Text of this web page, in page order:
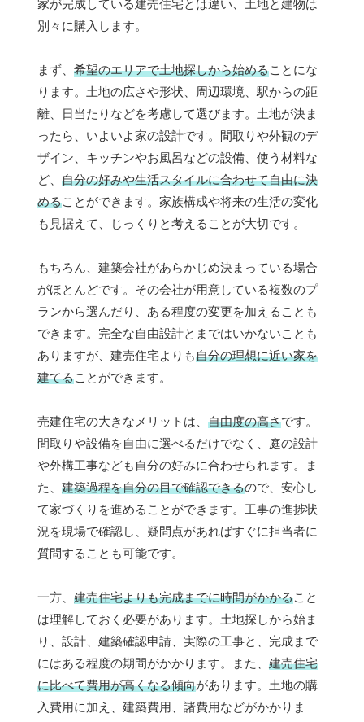
家が完成している建売住宅とは違い、土地と建物は
別々に購入します。
まず、 希望のエリアで土地探しから始めることにな
ります。土地の広さや形状、周辺環境、駅からの距
離、日当たりなどを考慮して選びます。土地が決ま
ったら、いよいよ家の設計です。間取りや外観のデ
ザイン、キッチンやお風呂などの設備、使う材料な
ど、 自分の好みや生活スタイルに合わせて自由に決
めることができます。家族構成や将来の生活の変化
も見据えて、じっくりと考えることが大切です。
もちろん、建築会社があらかじめ決まっている場合
がほとんどです。その会社が用意している複数のプ
ランから選んだり、ある程度の変更を加えることも
できます。完全な自由設計とまではいかないことも
ありますが、建売住宅よりも自分の理想に近い家を
建てることができます。
売建住宅の大きなメリットは、 自由度の高さです。
間取りや設備を自由に選べるだけでなく、庭の設計
や外構工事なども自分の好みに合わせられます。ま
た、 建築過程を自分の目で確認できるので、安心し
て家づくりを進めることができます。工事の進捗状
況を現場で確認し、疑問点があればすぐに担当者に
質問することも可能です。
一方、 建売住宅よりも完成までに時間がかかること
は理解しておく必要があります。土地探しから始ま
り、設計、建築確認申請、実際の工事と、完成まで
にはある程度の期間がかかります。また、 建売住宅
に比べて費用が高くなる傾向があります。土地の購
入費用に加え、建築費用、諸費用などがかかりま